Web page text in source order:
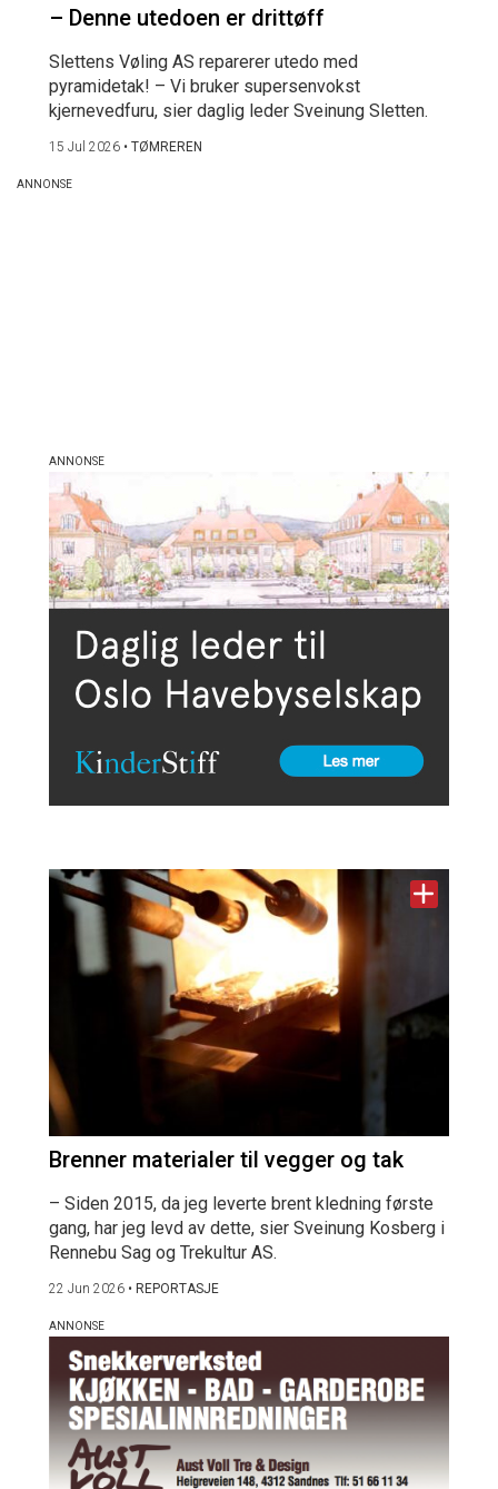
– Denne utedoen er drittøff
Slettens Vøling AS reparerer utedo med
pyramidetak! – Vi bruker supersenvokst
kjernevedfuru, sier daglig leder Sveinung Sletten.
15 Jul 2026 • TØMREREN
Brenner materialer til vegger og tak
– Siden 2015, da jeg leverte brent kledning første
gang, har jeg levd av dette, sier Sveinung Kosberg i
Rennebu Sag og Trekultur AS.
22 Jun 2026 • REPORTASJE